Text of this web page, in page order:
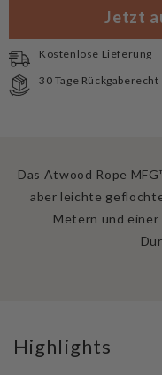
MFG™
Micro
Cord
38m
Atwood
Rope
MFG™
Micro
38m
Jetzt
Kostenlose Lieferung
30 Tage Rückgaberecht
Das Atwood Rope
aber leichte
Metern und
Highlights